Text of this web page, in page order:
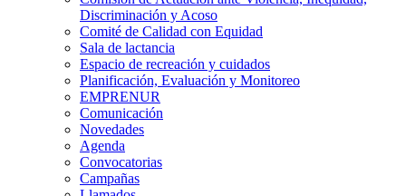
Discriminación y Acoso
Comité de Calidad con Equidad
Sala de lactancia
Espacio de recreación y cuidados
Planificación, Evaluación y Monitoreo
EMPRENUR
Comunicación
Novedades
Agenda
Convocatorias
Campañas